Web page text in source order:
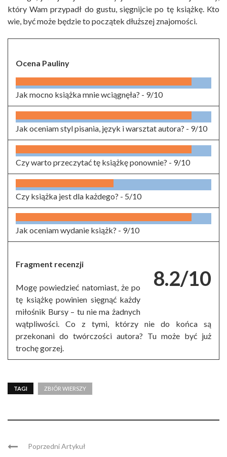
który Wam przypadł do gustu, sięgnijcie po tę książkę. Kto
wie, być może będzie to początek dłuższej znajomości.
Ocena Pauliny
Jak mocno książka mnie wciągnęła? - 9/10
Jak oceniam styl pisania, język i warsztat autora? - 9/10
Czy warto przeczytać tę książkę ponownie? - 9/10
Czy książka jest dla każdego? - 5/10
Jak oceniam wydanie książk? - 9/10
8.2/10
Fragment recenzji
Mogę powiedzieć natomiast, że po
tę książkę powinien sięgnąć każdy
miłośnik Bursy – tu nie ma żadnych
wątpliwości. Co z tymi, którzy nie do końca są
przekonani do twórczości autora? Tu może być już
trochę gorzej.
TAGI ZBIÓR WIERSZY
Poprzedni Artykuł